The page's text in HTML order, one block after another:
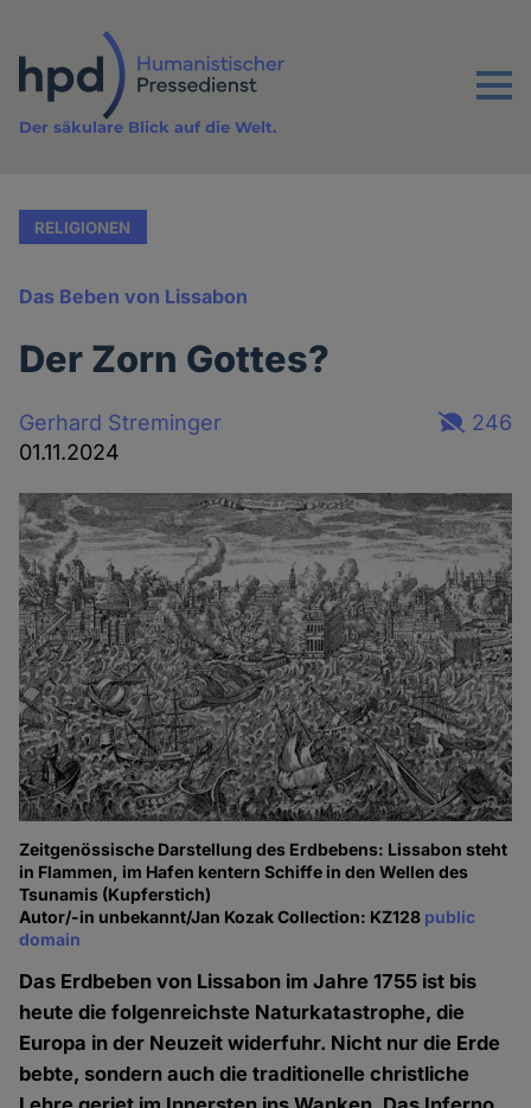
Inhalt
Menu
Der säkulare Blick auf die Welt.
RELIGIONEN
Das Beben von Lissabon
Der Zorn Gottes?
Gerhard Streminger
01.11.2024
246
Zeitgenössische Darstellung des Erdbebens: Lissabon steht
in Flammen, im Hafen kentern Schiffe in den Wellen des
Tsunamis (Kupferstich)
Autor/-in unbekannt/Jan Kozak Collection: KZ128 public
domain
Das Erdbeben von Lissabon im Jahre 1755 ist bis
heute die folgenreichste Naturkatastrophe, die
Europa in der Neuzeit widerfuhr. Nicht nur die Erde
bebte, sondern auch die traditionelle christliche